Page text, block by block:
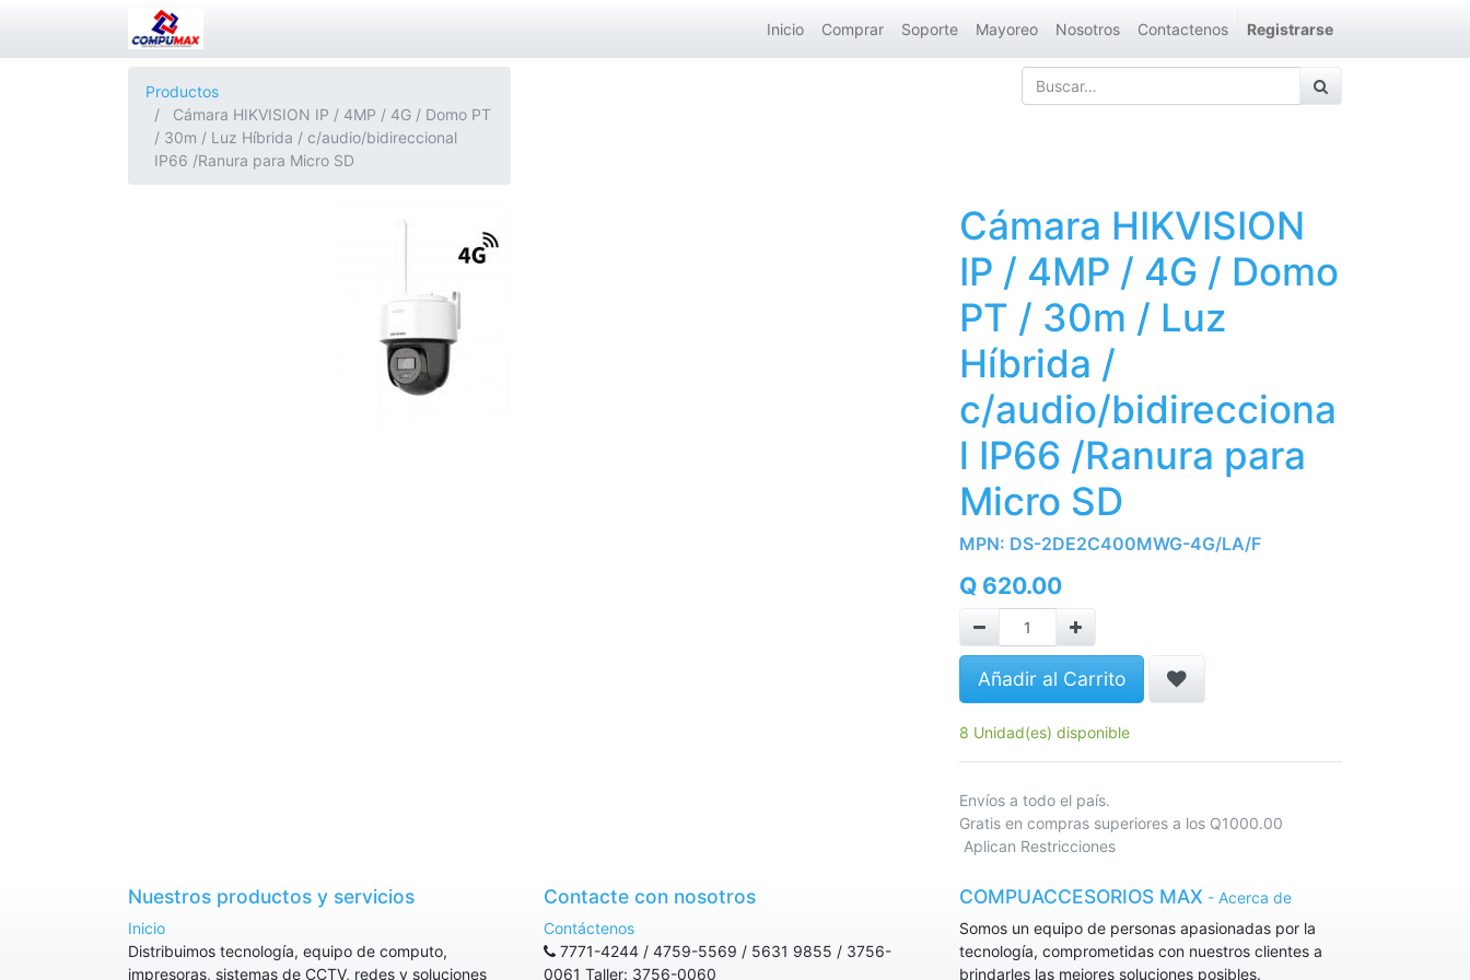
Inicio Comprar Soporte Mayoreo Nosotros Contactenos Registrarse
Productos
Cámara HIKVISION IP / 4MP / 4G / Domo PT
/ 30m / Luz Híbrida / c/audio/bidireccional
IP66 /Ranura para Micro SD
Cámara HIKVISION
IP / 4MP / 4G / Domo
PT / 30m / Luz
Híbrida /
c/audio/bidirecciona
l IP66 /Ranura para
Micro SD
MPN: DS-2DE2C400MWG-4G/LA/F
Q 620.00
Añadir al Carrito
8 Unidad(es) disponible
Envíos a todo el país.
Gratis en compras superiores a los Q1000.00
Aplican Restricciones
Nuestros productos y servicios
Inicio
Distribuimos tecnología, equipo de computo,
impresoras, sistemas de CCTV, redes y soluciones
Contacte con nosotros
Contáctenos
7771-4244 / 4759-5569 / 5631 9855 / 3756-
0061 Taller: 3756-0060
COMPUACCESORIOS MAX - Acerca de
Somos un equipo de personas apasionadas por la
tecnología, comprometidas con nuestros clientes a
brindarles las mejores soluciones posibles.